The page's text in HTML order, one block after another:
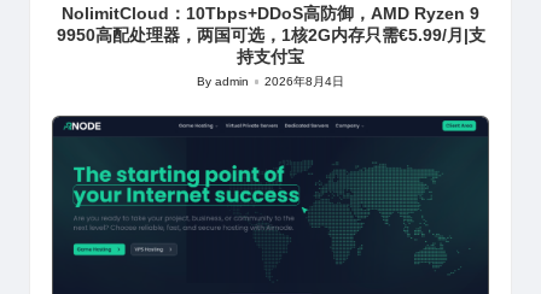
NolimitCloud：10Tbps+DDoS高防御，AMD Ryzen 9
9950高配处理器，两国可选，1核2G内存只需€5.99/月|支
持支付宝
Posted
Byadmin 2026年8月4日